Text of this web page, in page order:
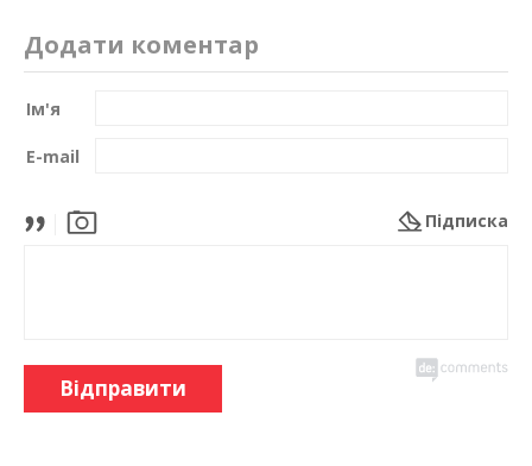
Додати коментар
Ім'я
E-mail
Підписка
Відправити